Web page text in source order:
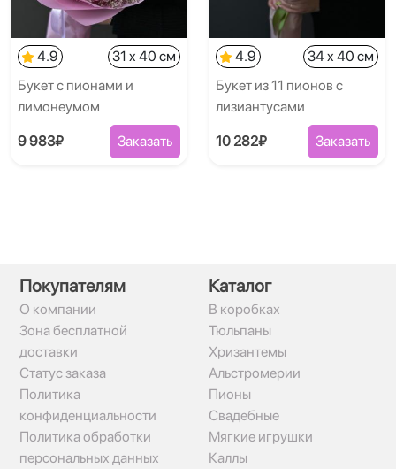
4.9
31 x 40 см
Букет с пионами и
лимонеумом
9 983₽ Заказать
4.9
34 x 40 см
Букет из 11 пионов с
лизиантусами
10 282₽ Заказать
Покупателям
О компании
Зона бесплатной
доставки
Статус заказа
Политика
конфиденциальности
Политика обработки
персональных данных
Каталог
В коробках
Тюльпаны
Хризантемы
Альстромерии
Пионы
Свадебные
Мягкие игрушки
Каллы